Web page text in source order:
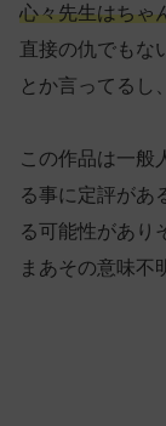
心々先生はちゃ
直接の仇でもな
とか言ってるし
この作品は一般
る事に定評があ
る可能性があり
まあその意味不